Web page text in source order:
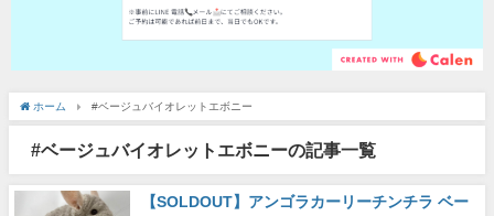
ホーム #ベージュバイオレットエボニー
#ベージュバイオレットエボニーの記事一覧
【SOLDOUT】アンゴラカーリーチンチラ ベー